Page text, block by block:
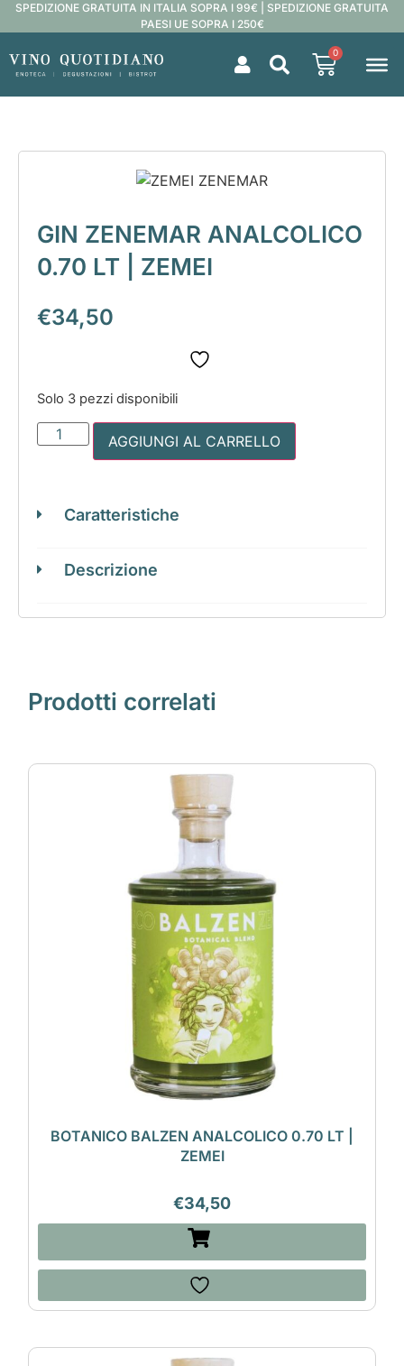
SPEDIZIONE GRATUITA IN ITALIA SOPRA I 99€ | SPEDIZIONE GRATUITA
PAESI UE SOPRA I 250€
0
GIN ZENEMAR ANALCOLICO
0.70 LT | ZEMEI
€34,50
Solo 3 pezzi disponibili
AGGIUNGI AL CARRELLO
Caratteristiche
Descrizione
Prodotti correlati
BOTANICO BALZEN ANALCOLICO 0.70 LT |
ZEMEI
€34,50